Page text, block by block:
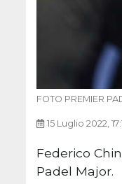
FOTO PREMIER
15 Luglio 2022,
Federico
Padel Major.